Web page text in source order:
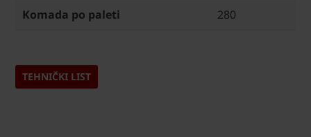
Komada po paleti 280
TEHNIČKI LIST